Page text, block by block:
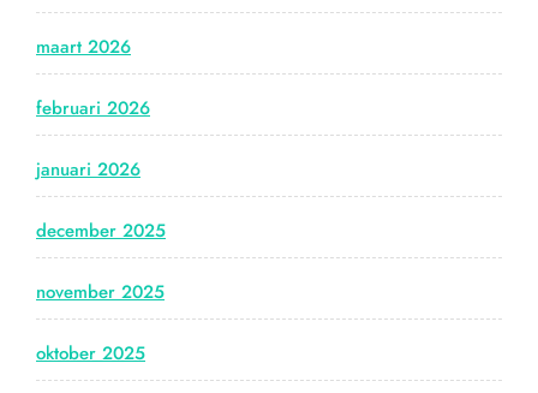
maart 2026
februari 2026
januari 2026
december 2025
november 2025
oktober 2025